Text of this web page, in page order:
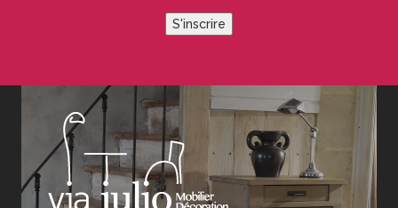
S'inscrire